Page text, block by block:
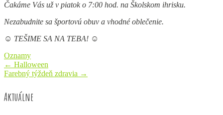
Čakáme Vás už v piatok o 7:00 hod. na Školskom ihrisku.
Nezabudnite sa športovú obuv a vhodné oblečenie.
☺ TEŠIME SA NA TEBA! ☺
Oznamy
Post
navigation
← Halloween
Farebný týždeň zdravia →
Aktuálne